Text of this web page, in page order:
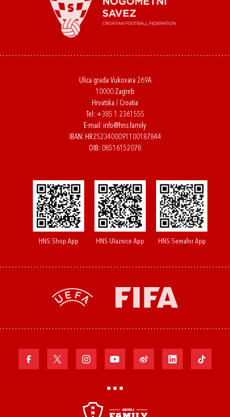
Ulica grada Vukovara 269A
10000 Zagreb
Hrvatska / Croatia
Tel: +385 1 2361555
E-mail: info@hns.family
IBAN: HR2523400091100187844
OIB: 08516152078
HNS Shop App HNS Ulaznice App HNS Semafor App